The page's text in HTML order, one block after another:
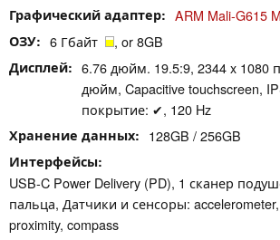
Графический адаптер ARM Mali-G615
ОЗУ 6 Гбайт , or 8GB
Дисплей
6.76 дюйм. 19.5:9, 2344 x 1080
дюйм, Capacitive touchscreen,
покрытие: ✔, 120 Hz
Хранение данных 128GB / 256GB
Интерфейсы
USB-C Power Delivery (PD), 1 сканер
пальца, Датчики и сенсоры:
proximity, compass